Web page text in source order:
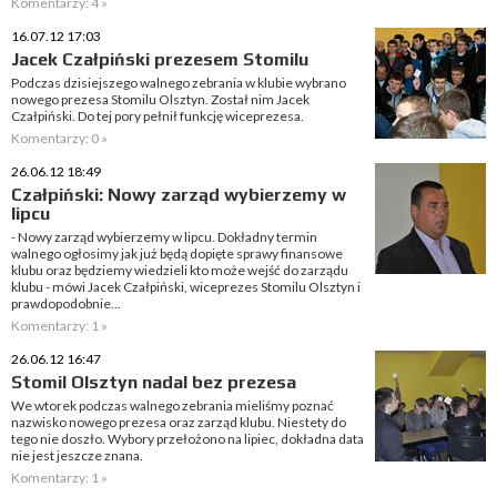
16.07.12 17:03
Jacek Czałpiński prezesem Stomilu
Podczas dzisiejszego walnego zebrania w klubie wybrano
nowego prezesa Stomilu Olsztyn. Został nim Jacek
Czałpiński. Do tej pory pełnił funkcję wiceprezesa.
Komentarzy: 0 »
26.06.12 18:49
Czałpiński: Nowy zarząd wybierzemy w
lipcu
- Nowy zarząd wybierzemy w lipcu. Dokładny termin
walnego ogłosimy jak już będą dopięte sprawy finansowe
klubu oraz będziemy wiedzieli kto może wejść do zarządu
klubu - mówi Jacek Czałpiński, wiceprezes Stomilu Olsztyn i
prawdopodobnie...
Komentarzy: 1 »
26.06.12 16:47
Stomil Olsztyn nadal bez prezesa
We wtorek podczas walnego zebrania mieliśmy poznać
nazwisko nowego prezesa oraz zarząd klubu. Niestety do
tego nie doszło. Wybory przełożono na lipiec, dokładna data
nie jest jeszcze znana.
Komentarzy: 1 »